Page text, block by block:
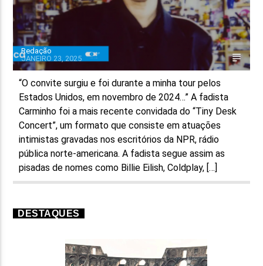
ON FM
Redação
JANEIRO 23, 2025
“O convite surgiu e foi durante a minha tour pelos
Estados Unidos, em novembro de 2024…” A fadista
Carminho foi a mais recente convidada do “Tiny Desk
Concert”, um formato que consiste em atuações
intimistas gravadas nos escritórios da NPR, rádio
pública norte-americana. A fadista segue assim as
pisadas de nomes como Billie Eilish, Coldplay, […]
DESTAQUES